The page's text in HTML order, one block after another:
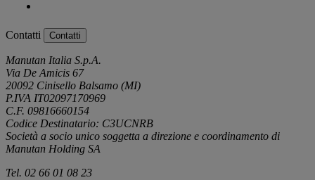
Contatti Contatti
Manutan Italia S.p.A.
Via De Amicis 67
20092 Cinisello Balsamo (MI)
P.IVA IT02097170969
C.F. 09816660154
Codice Destinatario: C3UCNRB
Società a socio unico soggetta a direzione e coordinamento di
Manutan Holding SA
Tel. 02 66 01 08 23